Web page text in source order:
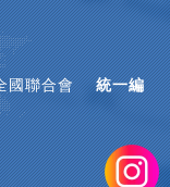
全國聯合會統一編